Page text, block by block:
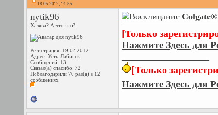
18.05.2012, 14:55
nytik96
Халява? А что это?
Регистрация: 19.02.2012
Адрес: Усть-Лабинск
Сообщений: 13
Сказал(а) спасибо: 72
Поблагодарили 70 раз(а) в 12
сообщениях
[Только
Нажмите Здесь для
[Только
Нажмите Здесь для